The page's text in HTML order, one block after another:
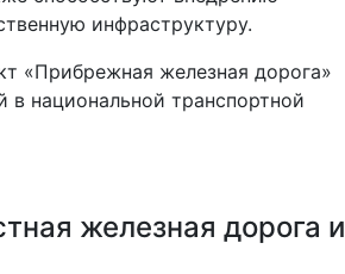
инфраструктуру.
«Прибрежная железная дорога»
в национальной транспортной
железная дорога и